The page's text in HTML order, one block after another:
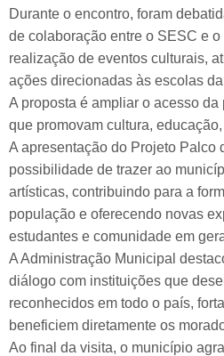
Durante o encontro, foram
de colaboração entre o SESC e
realização de eventos culturais,
ações direcionadas às escolas
A proposta é ampliar o acesso
que promovam cultura,
A apresentação do Projeto Palco
possibilidade de trazer ao
artísticas, contribuindo para a
população e oferecendo novas
estudantes e comunidade em
A Administração Municipal
diálogo com instituições que
reconhecidos em todo o país,
beneficiem diretamente os
Ao final da visita, o município